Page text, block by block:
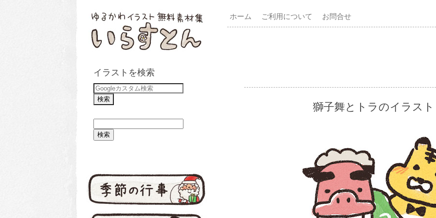
イラストを検索
ホーム ご利用について お問合せ
獅子舞とトラのイラス